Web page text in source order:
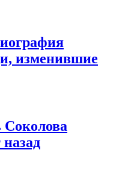
изменившие
назад